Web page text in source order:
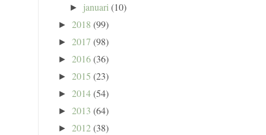
► januari(10)
► 2018 (99)
► 2017 (98)
► 2016(36)
► 2015 (23)
► 2014(54)
► 2013 (64)
► 2012(38)